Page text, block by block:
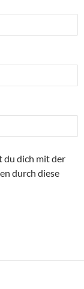
du dich mit der
durch diese